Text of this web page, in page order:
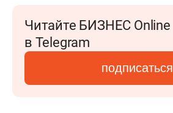
Читайте БИЗНЕС Online
в Telegram
подписаться